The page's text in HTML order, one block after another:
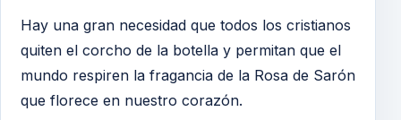
Hay una gran necesidad que todos los cristianos
quiten el corcho de la botella y permitan que el
mundo respiren la fragancia de la Rosa de Sarón
que florece en nuestro corazón.